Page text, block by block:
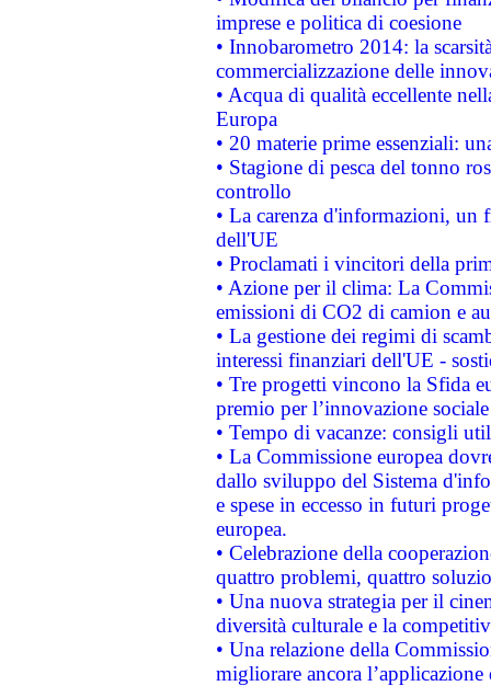
imprese e politica di coesione
• Innobarometro 2014: la
commercializzazione delle
• Acqua di qualità eccellente
Europa
• 20 materie prime essenziali:
• Stagione di pesca del tonno
controllo
• La carenza d'informazioni, un
dell'UE
• Proclamati i vincitori della
• Azione per il clima: La
emissioni di CO2 di camion e
• La gestione dei regimi di
interessi finanziari dell'UE -
• Tre progetti vincono la Sfida
premio per l’innovazione sociale
• Tempo di vacanze: consigli
• La Commissione europea
dallo sviluppo del Sistema
e spese in eccesso in futuri
europea.
• Celebrazione della
quattro problemi, quattro
• Una nuova strategia per il
diversità culturale e la
• Una relazione della
migliorare ancora